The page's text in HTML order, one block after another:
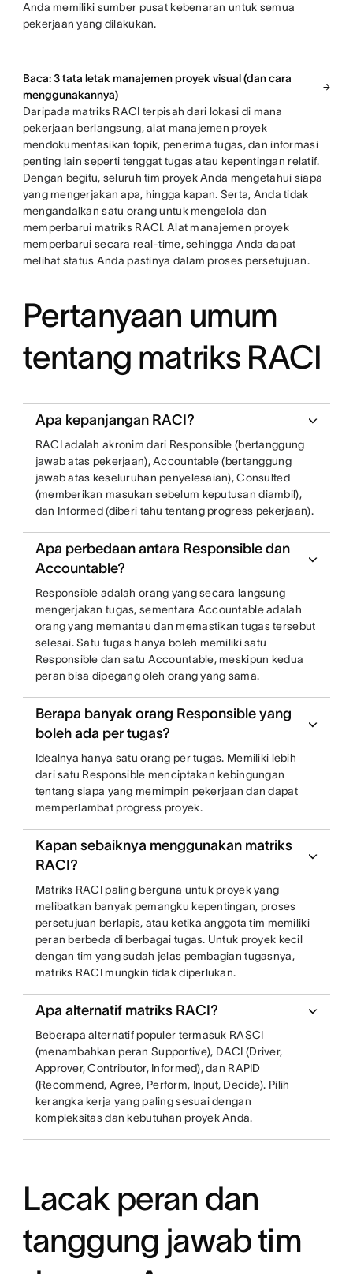
Anda memiliki sumber pusat kebenaran untuk semua
pekerjaan yang dilakukan.
Baca: 3 tata letak manajemen proyek visual (dan cara
menggunakannya)
Daripada matriks RACI terpisah dari lokasi di mana
pekerjaan berlangsung, alat manajemen proyek
mendokumentasikan topik, penerima tugas, dan informasi
penting lain seperti tenggat tugas atau kepentingan relatif.
Dengan begitu, seluruh tim proyek Anda mengetahui siapa
yang mengerjakan apa, hingga kapan. Serta, Anda tidak
mengandalkan satu orang untuk mengelola dan
memperbarui matriks RACI. Alat manajemen proyek
memperbarui secara real-time, sehingga Anda dapat
melihat status Anda pastinya dalam proses persetujuan.
Pertanyaan umum
tentang matriks RACI
Apa kepanjangan RACI?
RACI adalah akronim dari Responsible (bertanggung
jawab atas pekerjaan), Accountable (bertanggung
jawab atas keseluruhan penyelesaian), Consulted
(memberikan masukan sebelum keputusan diambil),
dan Informed (diberi tahu tentang progress pekerjaan).
Apa perbedaan antara Responsible dan
Accountable?
Responsible adalah orang yang secara langsung
mengerjakan tugas, sementara Accountable adalah
orang yang memantau dan memastikan tugas tersebut
selesai. Satu tugas hanya boleh memiliki satu
Responsible dan satu Accountable, meskipun kedua
peran bisa dipegang oleh orang yang sama.
Berapa banyak orang Responsible yang
boleh ada per tugas?
Idealnya hanya satu orang per tugas. Memiliki lebih
dari satu Responsible menciptakan kebingungan
tentang siapa yang memimpin pekerjaan dan dapat
memperlambat progress proyek.
Kapan sebaiknya menggunakan matriks
RACI?
Matriks RACI paling berguna untuk proyek yang
melibatkan banyak pemangku kepentingan, proses
persetujuan berlapis, atau ketika anggota tim memiliki
peran berbeda di berbagai tugas. Untuk proyek kecil
dengan tim yang sudah jelas pembagian tugasnya,
matriks RACI mungkin tidak diperlukan.
Apa alternatif matriks RACI?
Beberapa alternatif populer termasuk RASCI
(menambahkan peran Supportive), DACI (Driver,
Approver, Contributor, Informed), dan RAPID
(Recommend, Agree, Perform, Input, Decide). Pilih
kerangka kerja yang paling sesuai dengan
kompleksitas dan kebutuhan proyek Anda.
Lacak peran dan
tanggung jawab tim